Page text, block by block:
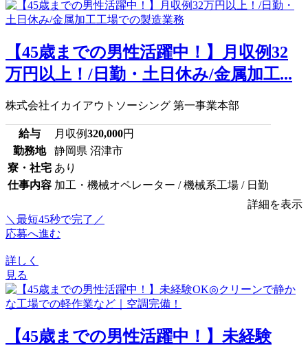
【45歳までの男性活躍中！】月収例32
万円以上！/日勤・土日休み/金属加工...
株式会社イカイアウトソーシング 第一事業本部
給与 月収例320,000円
勤務地
静岡県 沼津市
寮・社宅 あり
仕事内容 加工・機械オペレーター / 機械系工場 / 日勤
詳細を表示
＼最短45秒で完了／
応募へ進む
詳しく
見る
【45歳までの男性活躍中！】未経験